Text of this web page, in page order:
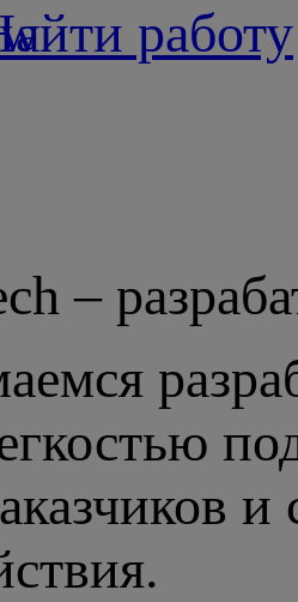
работу
–